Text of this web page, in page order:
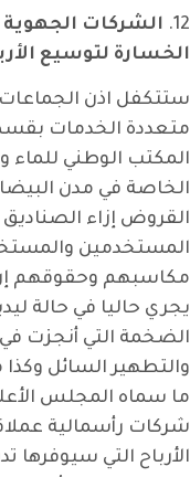
12. الشركات
الخسارة لتوسيع
ستتكفل اذن الجماعات
متعددة الخدمات
المكتب الوطني للماء
الخاصة في مدن
القروض إزاء الصناديق
المستخدمين
مكاسبهم وحقوقهم
يجري حاليا في حالة
الضخمة التي أنجزت في
والتطهير السائل
ما سماه المجلس
شركات رأسمالية
الأرباح التي سيوفرها